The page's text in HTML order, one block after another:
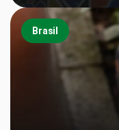
Brasil